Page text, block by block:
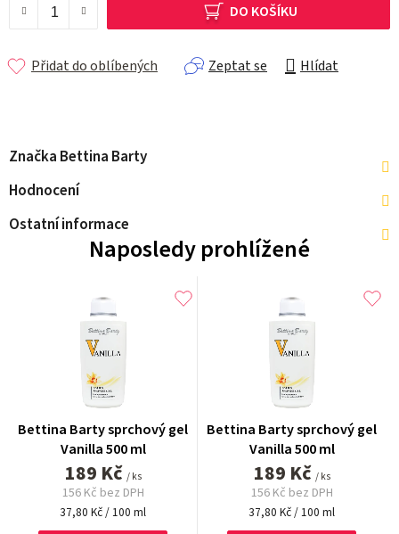
DO KOŠÍKU
Zeptat se Hlídat
Přidat do oblíbených
Značka Bettina Barty
Hodnocení
Ostatní informace
Naposledy prohlížené
Bettina Barty sprchový gel
Vanilla 500 ml
189 Kč / ks
156 Kč bez DPH
Měrná
cena:
37,80 Kč / 100 ml
Bettina Barty sprchový gel
Vanilla 500 ml
189 Kč / ks
156 Kč bez DPH
Měrná
cena:
37,80 Kč / 100 ml